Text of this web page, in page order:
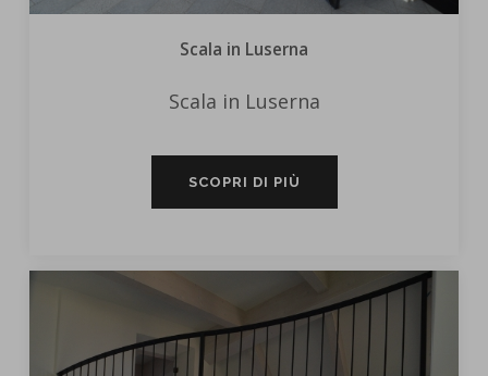
Scala in Luserna
Scala in Luserna
SCOPRI DI PIÙ